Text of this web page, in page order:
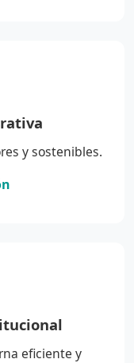
y sostenibles.
eficiente y